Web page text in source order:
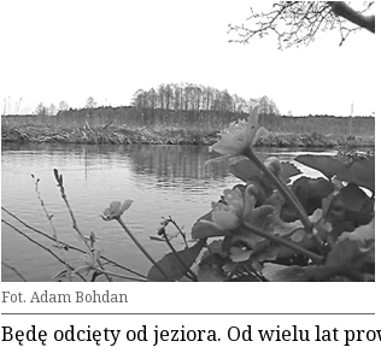
Fot. Adam Bohdan
Będę odcięty od jeziora. Od wielu lat